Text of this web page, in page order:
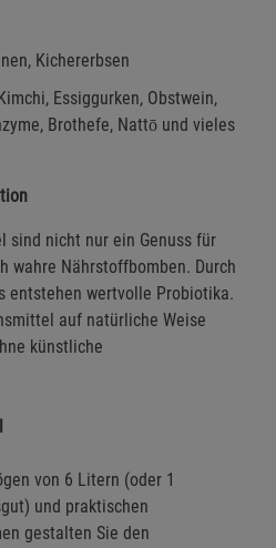
Kichererbsen
Essiggurken, Obstwein,
Brothefe, Nattō und vieles
sind nicht nur ein Genuss für
wahre Nährstoffbomben. Durch
entstehen wertvolle Probiotika.
auf natürliche Weise
künstliche
von 6 Litern (oder 1
und praktischen
gestalten Sie den